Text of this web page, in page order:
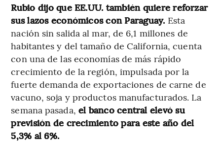
Rubio dijo que EE.UU. también quiere reforzar
sus lazos económicos con Paraguay. Esta
nación sin salida al mar, de 6,1 millones de
habitantes y del tamaño de California, cuenta
con una de las economías de más rápido
crecimiento de la región, impulsada por la
fuerte demanda de exportaciones de carne de
vacuno, soja y productos manufacturados. La
semana pasada, el banco central elevó su
previsión de crecimiento para este año del
5,3% al 6%.